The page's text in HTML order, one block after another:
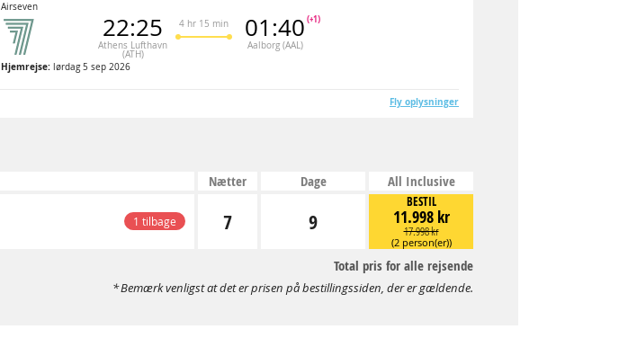
Airseven
22:25
Athens Lufthavn
(ATH)
4 hr 15 min 01:40
Aalborg (AAL)
(+1)
Hjemrejse: lørdag 5 sep 2026
Fly oplysninger
Nætter Dage All Inclusive
1 tilbage 7 9
BESTIL
11.998 kr
17.998 kr
(2 person(er))
Total pris for alle rejsende
Bemærk venligst at det er prisen på bestillingssiden, der er gældende.